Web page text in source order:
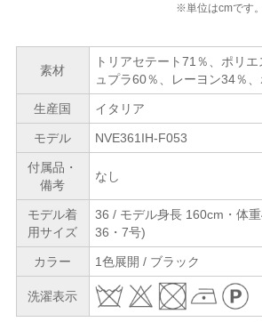
※単位はcmです
素材
トリアセテート71％、ポリ
ュプラ60％、レーヨン34％
生産国 イタリア
モデル NVE361IH-F053
付属品・
備考
なし
モデル着
用サイズ
36 / モデル身長 160cm・体
36・7号)
カラー 1色展開 / ブラック
洗濯表示